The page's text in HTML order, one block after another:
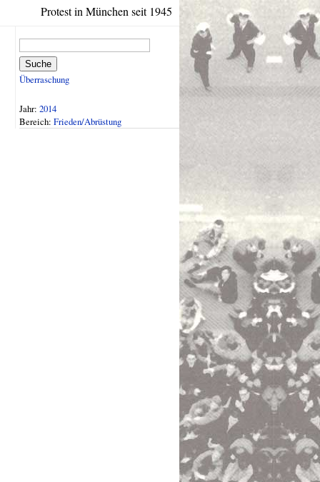
Protest in München seit 1945
Suche
Überraschung
Jahr: 2014
Bereich: Frieden/Abrüstung